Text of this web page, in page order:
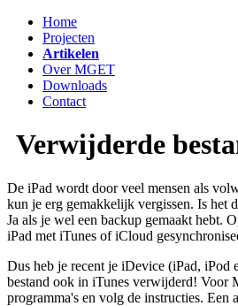
Home
Projecten
Artikelen
Over MGET
Downloads
Contact
Verwijderde
De iPad wordt door veel mensen als
kun je erg gemakkelijk vergissen. Is het
Ja als je wel een backup gemaakt hebt.
iPad met iTunes of iCloud
Dus heb je recent je iDevice (iPad, iPod
bestand ook in iTunes verwijderd! Voor
programma's en volg de instructies. Een